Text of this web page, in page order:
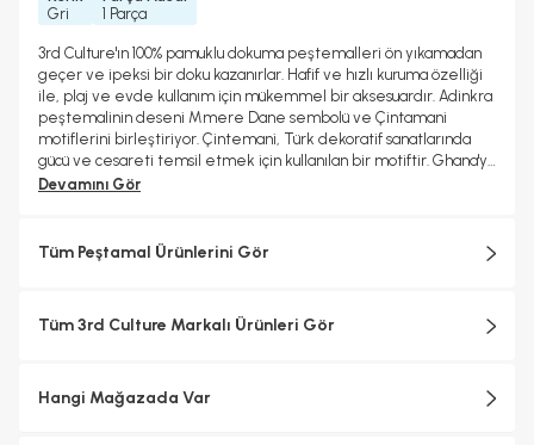
Gri
1 Parça
3rd Culture'ın 100% pamuklu dokuma peştemalleri ön yıkamadan
geçer ve ipeksi bir doku kazanırlar. Hafif ve hızlı kuruma özelliği
ile, plaj ve evde kullanım için mükemmel bir aksesuardır. Adinkra
peştemalinin deseni Mmere Dane sembolü ve Çintamani
motiflerini birleştiriyor. Çintemani, Türk dekoratif sanatlarında
gücü ve cesareti temsil etmek için kullanılan bir motiftir. Ghana'ya
özgü bir Adinkra sembolü olan Mmere Dane ise hayatın dinamik
Devamını Gör
Tüm Peştamal Ürünlerini Gör
Tüm 3rd Culture Markalı Ürünleri Gör
Hangi Mağazada Var